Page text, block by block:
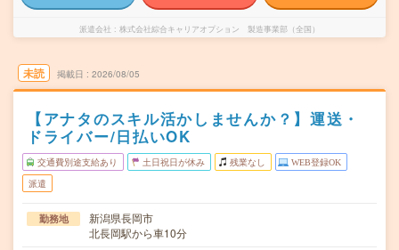
派遣会社 株式会社綜合キャリアオプション 製造事業部（全国）
未読 掲載日 2026/08/05
【アナタのスキル活かしませんか？】運送・
ドライバー/日払いOK
交通費別途支給あり 土日祝日が休み 残業なし WEB登録OK
派遣
勤務地
新潟県長岡市
北長岡駅から車10分